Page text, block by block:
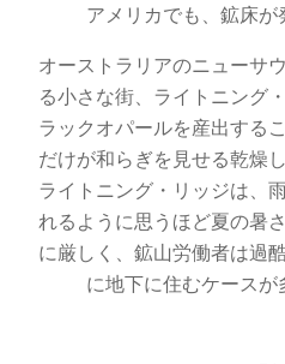
アメリカでも、鉱床が
オーストラリアのニューサ
る小さな街、ライトニング
ラックオパールを産出する
だけが和らぎを見せる乾燥
ライトニング・リッジは、
れるように思うほど夏の暑
に厳しく、鉱山労働者は過
に地下に住むケースが